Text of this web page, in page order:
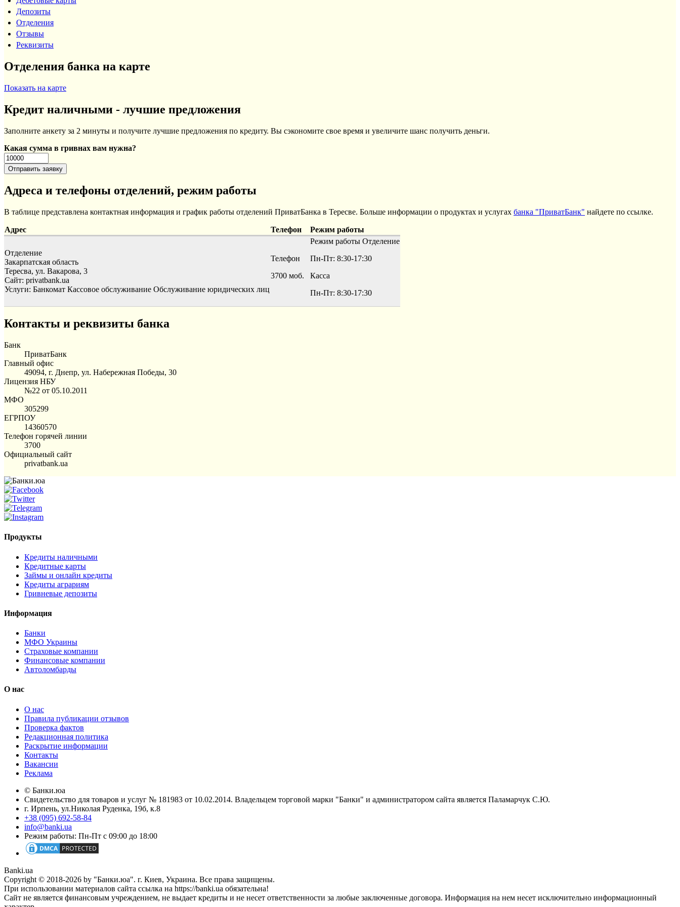
Депозиты
Отделения
Отзывы
Реквизиты
Отделения банка на карте
Показать на карте
Кредит наличными - лучшие предложения
Заполните анкету за 2 минуты и получите лучшие предложения по кредиту. Вы сэкономите свое время и увеличите шанс получить деньги.
Какая сумма в гривнах вам нужна?
Адреса и телефоны отделений, режим работы
В таблице представлена контактная информация и график работы отделений ПриватБанка в Тересве. Больше информации о продуктах и услугах банка "ПриватБанк" найдете по ссылке.
Адрес Телефон Режим работы
Отделение
Закарпатская область
Тересва, ул. Вакарова, 3
Сайт: privatbank.ua
Услуги: Банкомат Кассовое обслуживание Обслуживание юридических лиц
Телефон
3700 моб.
Режим работы Отделение
Пн-Пт: 8:30-17:30
Касса
Пн-Пт: 8:30-17:30
Контакты и реквизиты банка
Банк
ПриватБанк
Главный офис
49094, г. Днепр, ул. Набережная Победы, 30
Лицензия НБУ
№22 от 05.10.2011
МФО
305299
ЕГРПОУ
14360570
Телефон горячей линии
3700
Официальный сайт
privatbank.ua
Продукты
Кредиты наличными
Кредитные карты
Займы и онлайн кредиты
Кредиты аграриям
Гривневые депозиты
Информация
Банки
МФО Украины
Страховые компании
Финансовые компании
Автоломбарды
О нас
О нас
Правила публикации отзывов
Проверка фактов
Редакционная политика
Раскрытие информации
Контакты
Вакансии
Реклама
© Банки.юа
Свидетельство для товаров и услуг № 181983 от 10.02.2014. Владельцем торговой марки "Банки" и администратором сайта является Паламарчук С.Ю.
г. Ирпень, ул.Николая Руденка, 19б, к.8
+38 (095) 692-58-84
info@banki.ua
Режим работы: Пн-Пт с 09:00 до 18:00
Banki.ua
Copyright © 2018-2026 by "Банки.юа". г. Киев, Украина. Все права защищены.
При использовании материалов сайта ссылка на https://banki.ua обязательна!
Сайт не является финансовым учреждением, не выдает кредиты и не несет ответственности за любые заключенные договора. Информация на нем несет исключительно информационный